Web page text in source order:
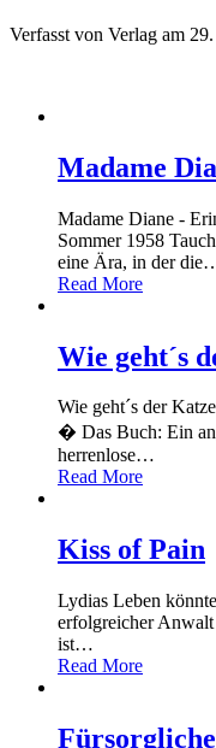
Verfasst von Verlag am
Madame
Madame Diane -
Sommer 1958
eine Ära, in der die
Read More
Wie geht´s
Wie geht´s der
� Das Buch: Ein
herrenlose…
Read More
Kiss of Pain
Lydias Leben
erfolgreicher
ist…
Read More